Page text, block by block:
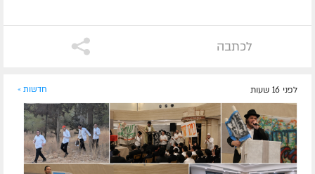
לכתבה
לפני 16 שעות חדשות »